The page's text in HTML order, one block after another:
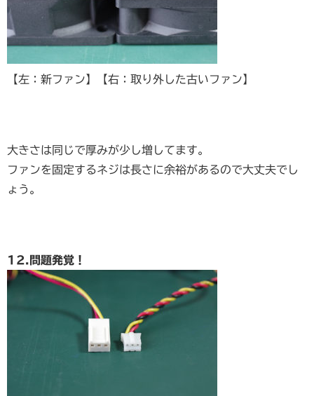
【左：新ファン】【右：取り外した古いファン】
大きさは同じで厚みが少し増してます。
ファンを固定するネジは長さに余裕があるので大丈夫でし
ょう。
12.問題発覚！